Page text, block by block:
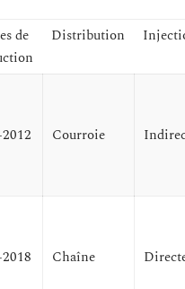
de
Distribution
Courroie
Chaîne